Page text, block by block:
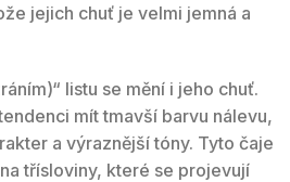
jejich chuť je velmi jemná a
listu se mění i jeho chuť.
mít tmavší barvu nálevu,
a výraznější tóny. Tyto čaje
třísloviny, které se projevují